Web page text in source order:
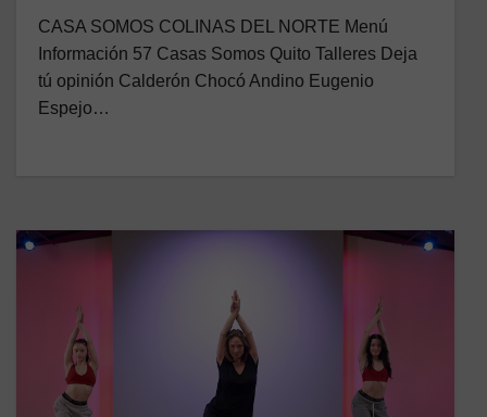
CASA SOMOS COLINAS DEL NORTE Menú
Información 57 Casas Somos Quito Talleres Deja
tú opinión Calderón Chocó Andino Eugenio
Espejo…